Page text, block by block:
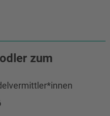
zum